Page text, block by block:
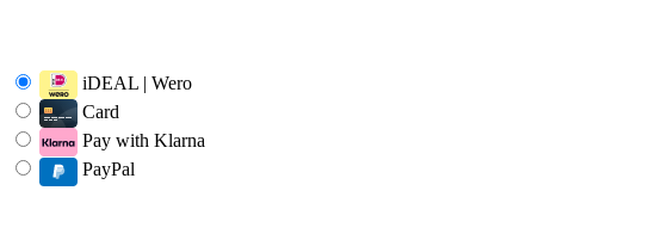
iDEAL | Wero
Card
Pay with Klarna
PayPal